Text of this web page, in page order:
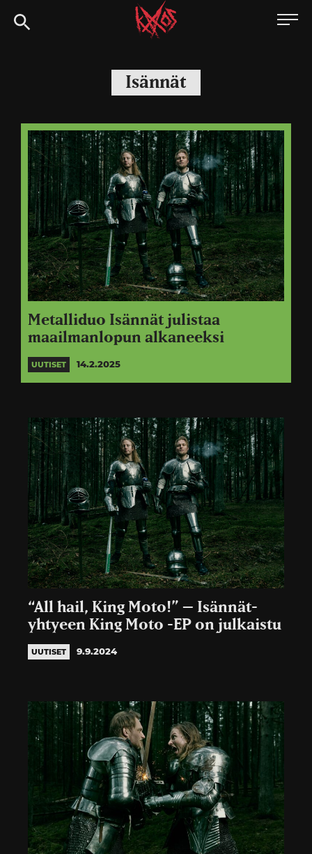
Siirry
suoraan
Kaaoszine
Isännät
Metalliduo Isännät julistaa
maailmanlopun alkaneeksi
UUTISET 14.2.2025
“All hail, King Moto!” – Isännät-
yhtyeen King Moto -EP on julkaistu
UUTISET 9.9.2024